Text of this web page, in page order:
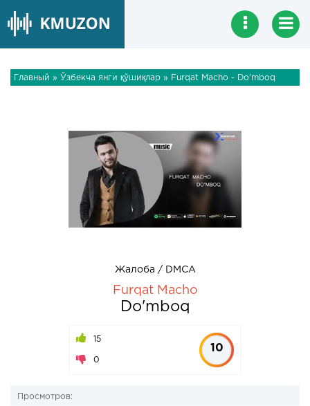
Главный » Ўзбекча янги қўшиқлар » Furqat Macho - Do'mboq
Жалоба / DMCA
Furqat Macho
Do'mboq
15
0
10
Просмотров: